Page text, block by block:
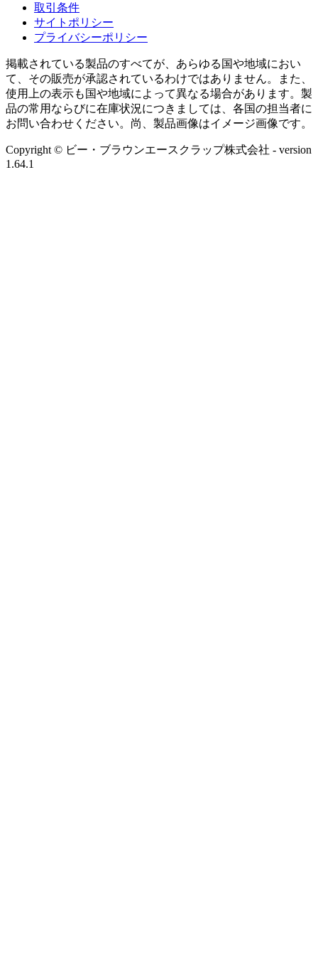
取引条件
サイトポリシー
プライバシーポリシー
掲載されている製品のすべてが、あらゆる国や地域におい
て、その販売が承認されているわけではありません。また、
使用上の表示も国や地域によって異なる場合があります。製
品の常用ならびに在庫状況につきましては、各国の担当者に
お問い合わせください。尚、製品画像はイメージ画像です。
Copyright © ビー・ブラウンエースクラップ株式会社 - version
1.64.1